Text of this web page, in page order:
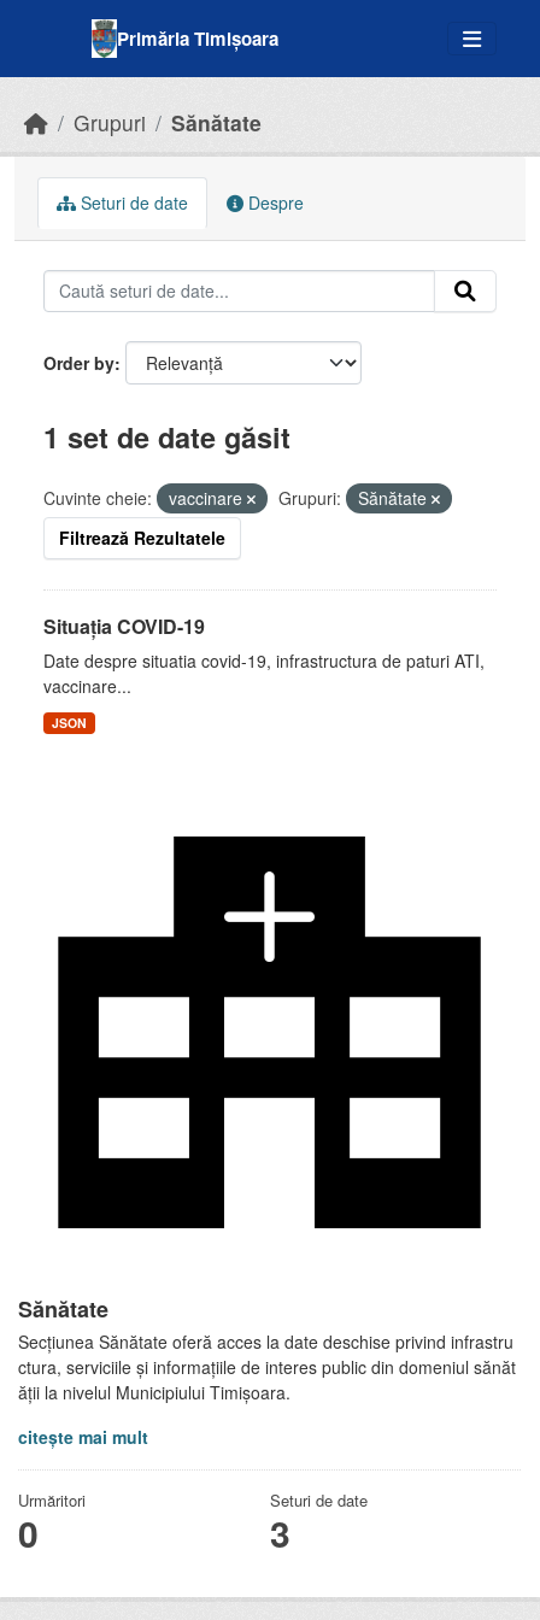
Primăria Timișoara
Grupuri Sănătate
Sănătate
Secțiunea Sănătate oferă acces la date deschise privind infrastru
ctura, serviciile și informațiile de interes public din domeniul sănăt
ății la nivelul Municipiului Timișoara.
citește mai mult
Urmăritori
0
Seturi de date
3
Seturi de date Despre
Order by
1 set de date găsit
Cuvinte cheie: vaccinare Grupuri:
Sănătate
Filtrează Rezultatele
Situația COVID-19
Date despre situatia covid-19, infrastructura de paturi ATI,
vaccinare...
JSON